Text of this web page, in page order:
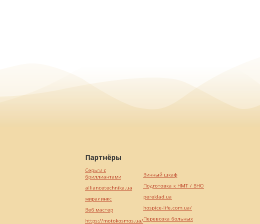
Партнёры
Серьги с
бриллиантами
alliancetechnika.ua
миралинкс
Веб мастер
https://motokosmos.ua/
Винный шкаф
Подготовка к НМТ / ВНО
pereklad.ua
hospice-life.com.ua/
Перевозка больных